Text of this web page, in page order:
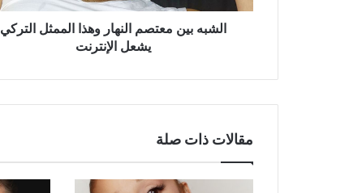
الإنترنت
الشبه بين معتصم النهار وهذا الممثل التركي
يشعل الإنترنت
مقالات ذات صلة